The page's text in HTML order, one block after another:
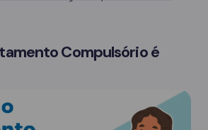
Compulsório é